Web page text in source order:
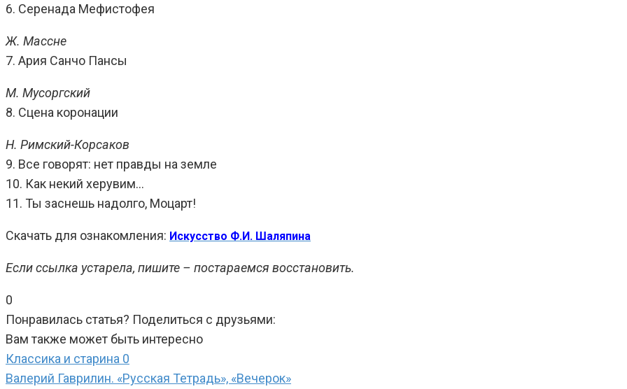
6. Серенада Мефистофея
Ж. Массне
7. Ария Санчо Пансы
М. Мусоргский
8. Сцена коронации
Н. Римский-Корсаков
9. Все говорят: нет правды на земле
10. Как некий херувим…
11. Ты заснешь надолго, Моцарт!
Скачать для ознакомления: Искусство Ф.И. Шаляпина
Если ссылка устарела, пишите – постараемся восстановить.
0
Понравилась статья? Поделиться с друзьями:
Вам также может быть интересно
Классика и старина 0
Валерий Гаврилин. «Русская Тетрадь», «Вечерок»